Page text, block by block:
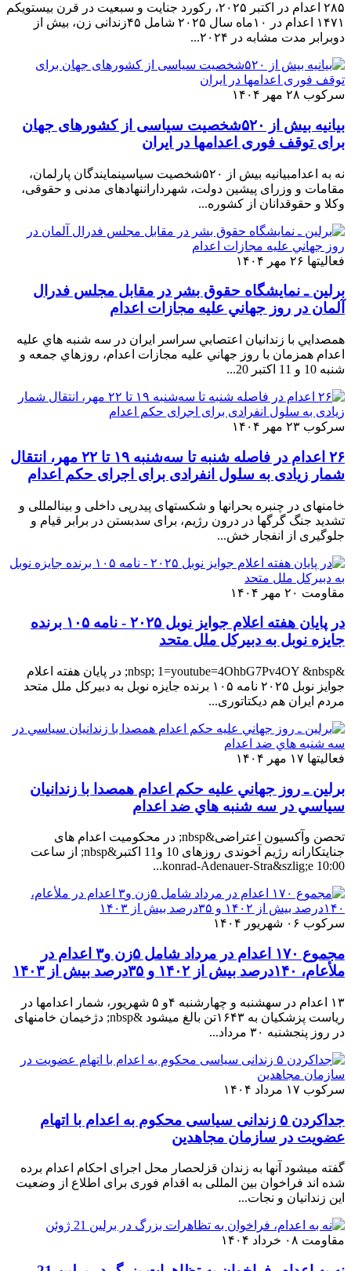
۲۸۵ اعدام در اکتبر ۲۰۲۵، رکورد جنایت و سبعیت در قرن بیستویکم
۱۴۷۱ اعدام در ۱۰ماه سال ۲۰۲۵ شامل ۴۵زندانی زن، بیش از
دوبرابر مدت مشابه در ۲۰۲۴...
سرکوب ۲۸ مهر ۱۴۰۴
بیانیه بیش از ۵۲۰شخصیت سیاسی از کشورهای جهان
برای توقف فوری اعدامها در ایران
نه به اعدامبیانیه بیش از ۵۲۰شخصیت سیاسینمایندگان پارلمان،
مقامات و وزرای پیشین دولت، شهرداراننهادهای مدنی و حقوقی،
وکلا و حقوقدانان از کشوره...
فعالیتها ۲۶ مهر ۱۴۰۴
برلين ـ نمايشگاه حقوق بشر در مقابل مجلس فدرال
آلمان در روز جهاني عليه مجازات اعدام
همصدايي با زندانيان اعتصابي سراسر ايران در سه شنبه هاي عليه
اعدام همزمان با روز جهاني عليه مجازات اعدام، روزهاي جمعه و
شنبه 10 و 11 اكتبر 20...
سرکوب ۲۳ مهر ۱۴۰۴
۲۶ اعدام در فاصله شنبه تا سه‌شنبه ۱۹ تا ۲۲ مهر، انتقال
شمار زیادی به سلول انفرادی برای اجرای حکم اعدام
خامنهای در چنبره بحرانها و شکستهای پیدرپی داخلی و بینالمللی و
تشدید جنگ گرگها در درون رژیم، برای سدبستن در برابر قیام و
جلوگیری از انفجار خش...
مقاومت ۲۰ مهر ۱۴۰۴
در پایان هفته اعلام جوایز نوبل ۲۰۲۵ - نامه ۱۰۵ برنده
جایزه نوبل به دبیرکل ملل متحد
&nbsp; 1=youtube=4OhbG7Pv4OY &nbsp; در پایان هفته اعلام
جوایز نوبل ۲۰۲۵ نامه ۱۰۵ برنده جایزه نوبل به دبیرکل ملل متحد
مردم ایران هم دیکتاتوری...
فعالیتها ۱۷ مهر ۱۴۰۴
برلين ـ روز جهاني عليه حكم اعدام همصدا با زندانيان
سياسي در سه شنبه هاي ضد اعدام
تحصن وآکسیون اعتراضی&nbsp; در محکومیت اعدام های
جنایتکارانه رژیم آخوندی روزهای 10 و11 اکتبر&nbsp; از ساعت
10:00 konrad-Adenauer-Stra&szlig;e...
سرکوب ۰۶ شهریور ۱۴۰۴
مجموع ۱۷۰ اعدام در مرداد شامل ۵زن و۳ اعدام در
ملأعام، ۱۴۰درصد بیش از ۱۴۰۲ و ۳۵درصد بیش از ۱۴۰۳
۱۳ اعدام در سهشنبه و چهارشنبه ۴و ۵ شهریور، شمار اعدامها در
ریاست پزشکیان به ۱۶۴۳تن بالغ میشود &nbsp; دژخیمان خامنهای
در روز پنجشنبه ۳۰ مرداد...
سرکوب ۱۷ مرداد ۱۴۰۴
جداكردن ۵ زندانی سیاسی محکوم به اعدام با اتهام
عضويت در سازمان مجاهدين
گفته میشود آنها به زندان قزلحصار محل اجرای احکام اعدام برده
شده اند فراخوان بین المللی به اقدام فوری برای اطلاع از وضعیت
این زندانیان و نجات...
مقاومت ۰۸ خرداد ۱۴۰۴